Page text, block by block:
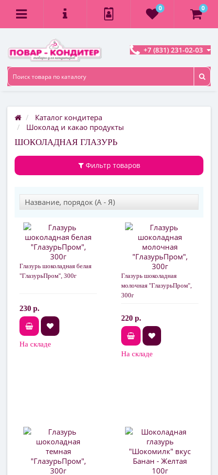
0 0
+7 (831) 231-02-03
Каталог кондитера
Шоколад и какао продукты
ШОКОЛАДНАЯ ГЛАЗУРЬ
Фильтр товаров
Глазурь шоколадная белая
"ГлазурьПром", 300г
230 р.
На складе
Глазурь шоколадная
молочная "ГлазурьПром",
300г
220 р.
На складе